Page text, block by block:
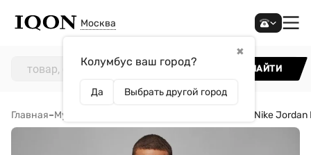
Москва
✖
Колумбус ваш город?
Да Выбрать другой город
НАЙТИ
Главная–Мужчинам Футболка Nike